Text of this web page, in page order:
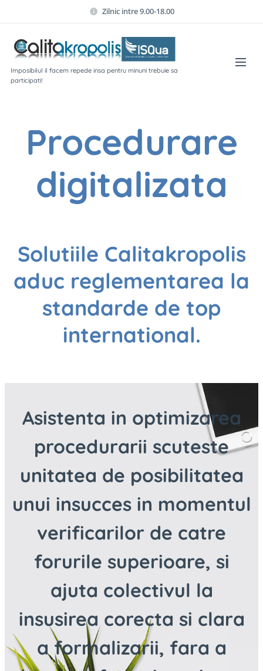
Zilnic intre 9.00-18.00
Imposibilul il facem repede insa pentru minuni trebuie sa
participati!
Procedurare
digitalizata
Solutiile Calitakropolis
aduc reglementarea la
standarde de top
international.
Asistenta in optimizarea
procedurarii scuteste
unitatea de posibilitatea
unui insucces in momentul
verificarilor de catre
forurile superioare, si
ajuta colectivul la
insusirea corecta si clara
a formalizarii, fara a